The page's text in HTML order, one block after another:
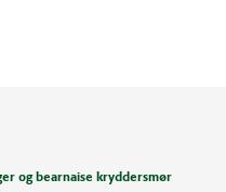
og bearnaise kryddersmør